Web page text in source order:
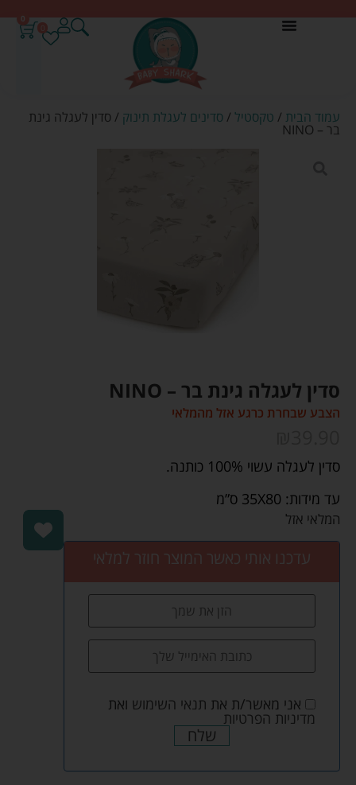
0
עמוד הבית / טקסטיל / סדינים לעגלת תינוק / סדין לעגלה גינת
בר – NINO
סדין לעגלה גינת בר – NINO
הצבע שבחרת כרגע אזל מהמלאי
סדין לעגלה עשוי 100% כותנה.
עד מידות: 35X80 ס”מ
המלאי אזל
עדכנו אותי כאשר המוצר חוזר למלאי
אני מאשר/ת את תנאי השימוש ואת
מדיניות הפרטיות
שלח